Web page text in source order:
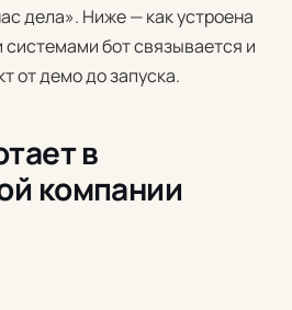
дела». Ниже — как устроена
системами бот связывается и
от демо до запуска.
в
компании